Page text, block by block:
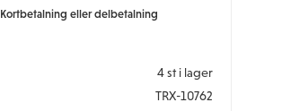
Kortbetalning eller delbetalning
4 st i lager
TRX-10762